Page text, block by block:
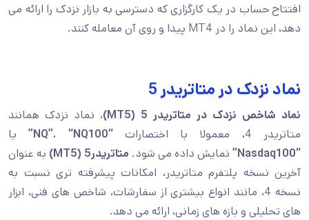
افتتاح حساب در یک کارگزاری که دسترسی به بازار نزدک را ارائه می
دهد، این نماد را در MT4 پیدا و روی آن معامله کنند.
نماد نزدک در متاتریدر 5
نماد شاخص نزدک در متاتریدر 5 (MT5)
، نماد نزدک همانند
متاتریدر 4، معمولا با اختصارات
“NQ” ، “NQ100”
یا
“Nasdaq100”
نمایش داده می شود. متاتریدر5 (MT5)
به عنوان
آخرین نسخه پلتفرم متاتریدر، امکانات پیشرفته تری نسبت به
نسخه 4، مانند انواع بیشتری از سفارشات، شاخص های فنی، ابزار
های تحلیلی و بازه های زمانی، ارائه می دهد.